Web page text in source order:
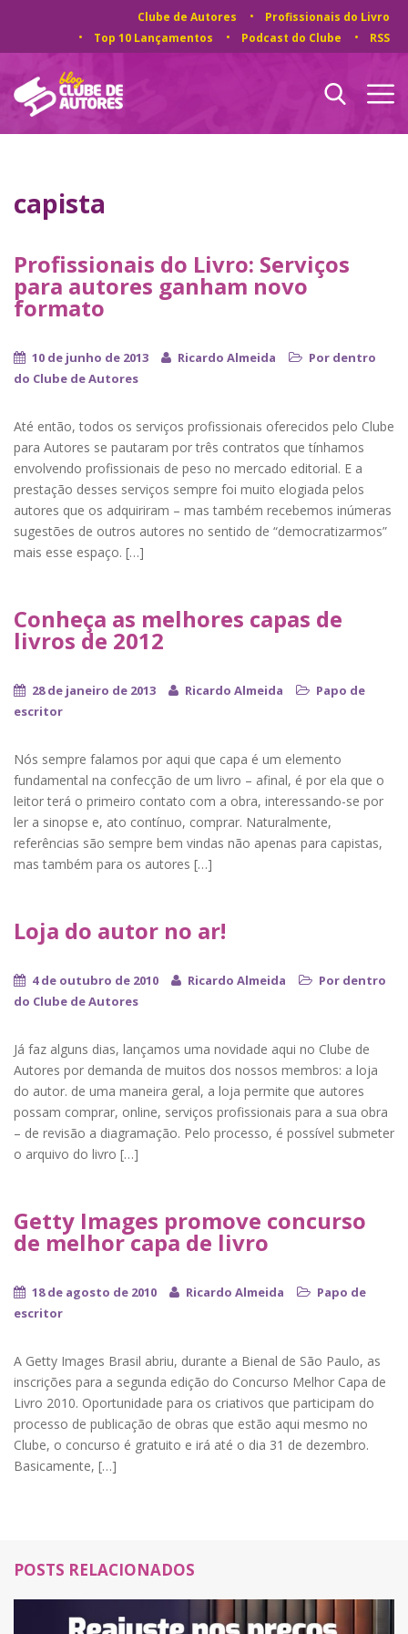
Clube de Autores
Profissionais do Livro
Top 10 Lançamentos
Podcast do Clube RSS
capista
Profissionais do Livro: Serviços
para autores ganham novo
formato
10 de junho de 2013 Ricardo Almeida
Por dentro
do Clube de Autores
Até então, todos os serviços profissionais oferecidos pelo Clube
para Autores se pautaram por três contratos que tínhamos
envolvendo profissionais de peso no mercado editorial. E a
prestação desses serviços sempre foi muito elogiada pelos
autores que os adquiriram – mas também recebemos inúmeras
sugestões de outros autores no sentido de “democratizarmos”
mais esse espaço. […]
Conheça as melhores capas de
livros de 2012
28 de janeiro de 2013 Ricardo Almeida
Papo de
escritor
Nós sempre falamos por aqui que capa é um elemento
fundamental na confecção de um livro – afinal, é por ela que o
leitor terá o primeiro contato com a obra, interessando-se por
ler a sinopse e, ato contínuo, comprar. Naturalmente,
referências são sempre bem vindas não apenas para capistas,
mas também para os autores […]
Loja do autor no ar!
4 de outubro de 2010 Ricardo Almeida
Por dentro
do Clube de Autores
Já faz alguns dias, lançamos uma novidade aqui no Clube de
Autores por demanda de muitos dos nossos membros: a loja
do autor. de uma maneira geral, a loja permite que autores
possam comprar, online, serviços profissionais para a sua obra
– de revisão a diagramação. Pelo processo, é possível submeter
o arquivo do livro […]
Getty Images promove concurso
de melhor capa de livro
18 de agosto de 2010 Ricardo Almeida
Papo de
escritor
A Getty Images Brasil abriu, durante a Bienal de São Paulo, as
inscrições para a segunda edição do Concurso Melhor Capa de
Livro 2010. Oportunidade para os criativos que participam do
processo de publicação de obras que estão aqui mesmo no
Clube, o concurso é gratuito e irá até o dia 31 de dezembro.
Basicamente, […]
POSTS RELACIONADOS